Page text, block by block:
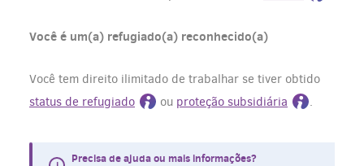
Você é um(a) refugiado(a) reconhecido(a)
Você tem direito ilimitado de trabalhar se tiver obtido
status de refugiado
ou proteção subsidiária .
Precisa de ajuda ou mais informações?